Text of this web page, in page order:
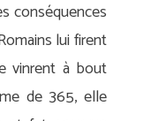
conséquences
lui firent
vinrent à bout
de 365, elle